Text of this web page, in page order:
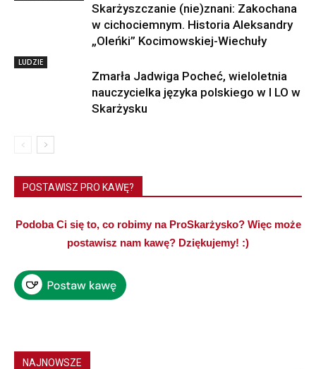
Skarżyszczanie (nie)znani: Zakochana
w cichociemnym. Historia Aleksandry
„Oleńki” Kocimowskiej-Wiechuły
LUDZIE
Zmarła Jadwiga Pocheć, wieloletnia
nauczycielka języka polskiego w I LO w
Skarżysku
POSTAWISZ PRO KAWĘ?
Podoba Ci się to, co robimy na ProSkarżysko? Więc może
postawisz nam kawę? Dziękujemy! :)
NAJNOWSZE